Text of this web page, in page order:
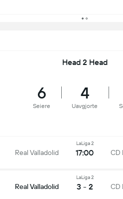
Head 2 Head
6
Seiere
4
Uavgjorte
Real Valladolid
LaLiga 2
17:00 CD
Real Valladolid
LaLiga 2
3 - 2 CD